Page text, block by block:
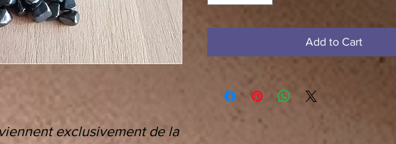
exclusivement de la
Add to Cart